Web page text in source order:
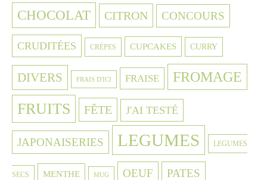
CHOCOLAT CITRON CONCOURS
CRUDITÉES CRÈPES CUPCAKES CURRY
DIVERS FRAIS D'ICI FRAISE FROMAGE
FRUITS FÊTE J'AI TESTÉ
JAPONAISERIES LEGUMES LEGUMES
SECS MENTHE MUG OEUF PATES